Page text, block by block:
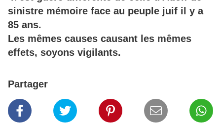
sinistre mémoire face au peuple juif il y a
85 ans.
Les mêmes causes causant les mêmes
effets, soyons vigilants.
Partager